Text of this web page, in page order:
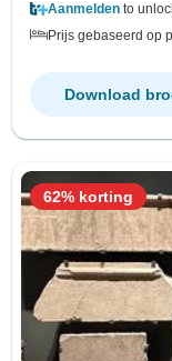
Aanmelden to
Prijs gebaseerd op
Download
62% korting